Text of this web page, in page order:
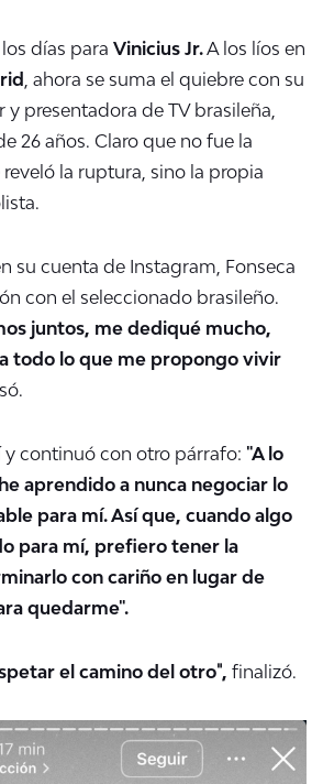
días para Vinicius Jr.A los líos en
, ahora se suma el quiebre con su
y presentadora de TV brasileña,
26 años. Claro que no fue la
reveló la ruptura, sino la propia
su cuenta de Instagram, Fonseca
con el seleccionado brasileño.
juntos, me dediqué mucho,
todo lo que me propongo vivir
y continuó con otro párrafo: "A lo
aprendido a nunca negociar lo
para mí. Así que, cuando algo
para mí, prefiero tener la
con cariño en lugar de
quedarme".
el camino del otro", finalizó.